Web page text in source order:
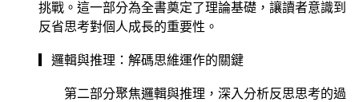
挑戰。這一部分為全書奠定了理論基礎，讓讀者意識到
反省思考對個人成長的重要性。
▎邏輯與推理：解碼思維運作的關鍵
第二部分聚焦邏輯與推理，深入分析反思思考的過